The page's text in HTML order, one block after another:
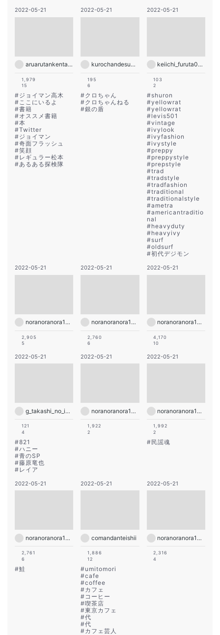
2022-05-21
aruarutankentai.matsumoto
1,979
15
#ジョイマン高木
#ここにいるよ
#書籍
#オススメ書籍
#本
#Twitter
#ジョイマン
#奇面フラッシュ
#笑顔
#レギュラー松本
#あるある探検隊
2022-05-21
kurochandesuwawa
195
6
#クロちゃん
#クロちゃんねる
#銀の盾
2022-05-21
keiichi_furuta0721
103
2
#shuron
#yellowrat
#yellowrat
#levis501
#vintage
#ivylook
#ivyfashion
#ivystyle
#preppy
#preppystyle
#prepstyle
#trad
#tradstyle
#tradfashion
#traditional
#traditionalstyle
#ametra
#americantraditio
nal
#heavyduty
#heavyivy
#surf
#oldsurf
#初代デジモン
2022-05-21
noranoranora1988
2,905
5
2022-05-21
noranoranora1988
2,760
6
2022-05-21
noranoranora1988
4,170
10
2022-05-21
g_takashi_no_insta
121
4
#821
#ハニー
#青のSP
#藤原竜也
#レイア
2022-05-21
noranoranora1988
1,922
2
2022-05-21
noranoranora1988
1,992
2
#民謡魂
2022-05-21
noranoranora1988
2,761
6
#鮭
2022-05-21
comandanteishii
1,886
12
#umitomori
#cafe
#coffee
#カフェ
# コーヒー
#喫茶店
#東京カフェ
#代
#代
#カフェ芸人
2022-05-21
noranoranora1988
2,316
4